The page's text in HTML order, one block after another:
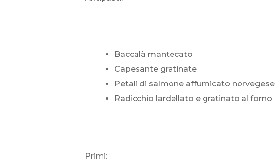
Baccalà mantecato
Capesante gratinate
Petali di salmone affumicato norvegese
Radicchio lardellato e gratinato al forno
Primi: